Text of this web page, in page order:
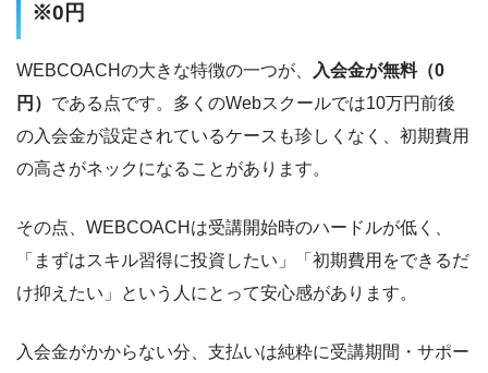
※0円
WEBCOACHの大きな特徴の一つが、
入会金が無料（0
円） である点です。多くのWebスクールでは10万円前後
の入会金が設定されているケースも珍しくなく、初期費用
の高さがネックになることがあります。
その点、WEBCOACHは受講開始時のハードルが低く、
「まずはスキル習得に投資したい」「初期費用をできるだ
け抑えたい」という人にとって安心感があります。
入会金がかからない分、支払いは純粋に受講期間・サポー